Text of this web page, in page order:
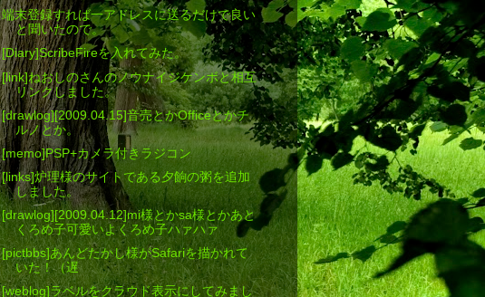
端末登録すれば一アドレスに送るだけで良い
と聞いたので。
[Diary]ScribeFireを入れてみた。
[link]ねおしのさんのノウナイジケンボと相互
リンクしました。
[drawlog][2009.04.15]音売とかOfficeとかチ
ルノとか。
[memo]PSP+カメラ付きラジコン
[links]炉理様のサイトである夕餉の粥を追加
しました。
[drawlog][2009.04.12]mi様とかsa様とかあと
くろめ子可愛いよくろめ子ハァハァ
[pictbbs]あんどたかし様がSafariを描かれて
いた！（遅
[weblog]ラベルをクラウド表示にしてみまし